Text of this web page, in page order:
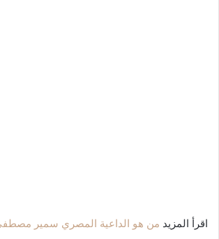
اقرأ المزيد من هو الداعية المصري سمير